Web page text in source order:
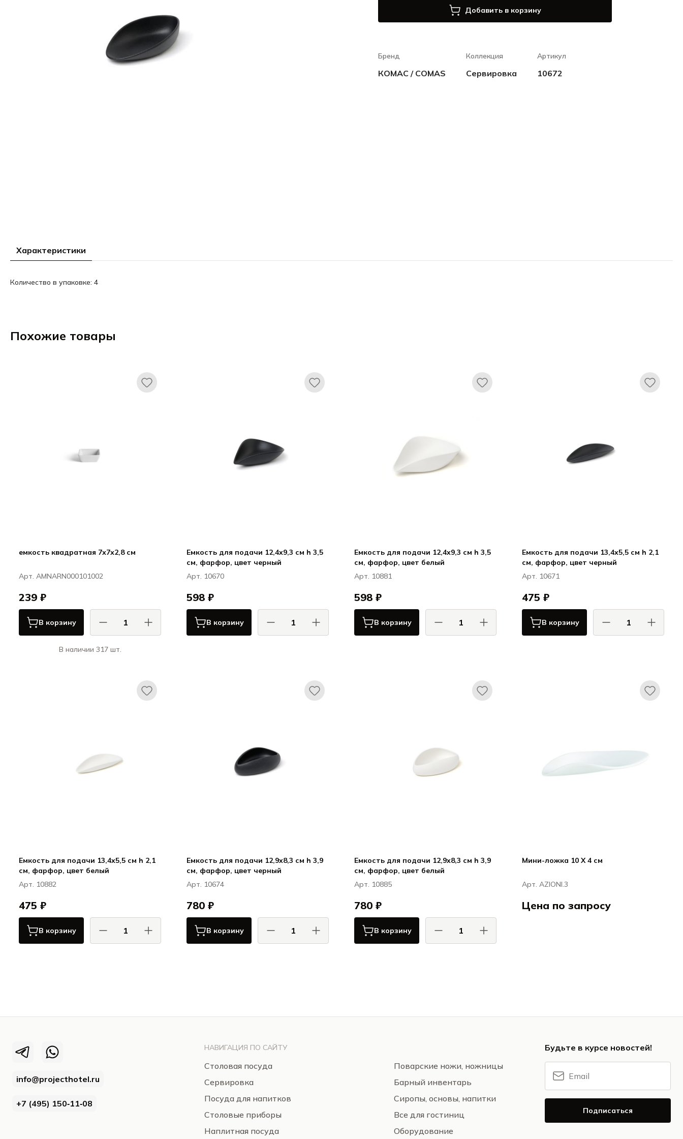
Добавить в корзину
Бренд
КОМАС / COMAS
Коллекция
Сервировка
Артикул
10672
Характеристики
Количество в упаковке: 4
Похожие товары
емкость квадратная 7х7х2,8 см
Арт. AMNARN000101002
239 ₽
В корзину
В наличии 317 шт.
Емкость для подачи 12,4x9,3 см h 3,5
см, фарфор, цвет черный
Арт. 10670
598 ₽
В корзину
Емкость для подачи 12,4x9,3 см h 3,5
см, фарфор, цвет белый
Арт. 10881
598 ₽
В корзину
Емкость для подачи 13,4x5,5 см h 2,1
см, фарфор, цвет черный
Арт. 10671
475 ₽
В корзину
Емкость для подачи 13,4x5,5 см h 2,1
см, фарфор, цвет белый
Арт. 10882
475 ₽
В корзину
Емкость для подачи 12,9x8,3 см h 3,9
см, фарфор, цвет черный
Арт. 10674
780 ₽
В корзину
Емкость для подачи 12,9x8,3 см h 3,9
см, фарфор, цвет белый
Арт. 10885
780 ₽
В корзину
Мини-ложка 10 X 4 см
Арт. AZIONI.3
Цена по запросу
info@projecthotel.ru
+7 (495) 150‑11‑08
НАВИГАЦИЯ ПО САЙТУ
Столовая посуда
Сервировка
Посуда для напитков
Столовые приборы
Наплитная посуда
Поварские ножи, ножницы
Барный инвентарь
Сиропы, основы, напитки
Все для гостиниц
Оборудование
Будьте в курсе новостей!
Подписаться